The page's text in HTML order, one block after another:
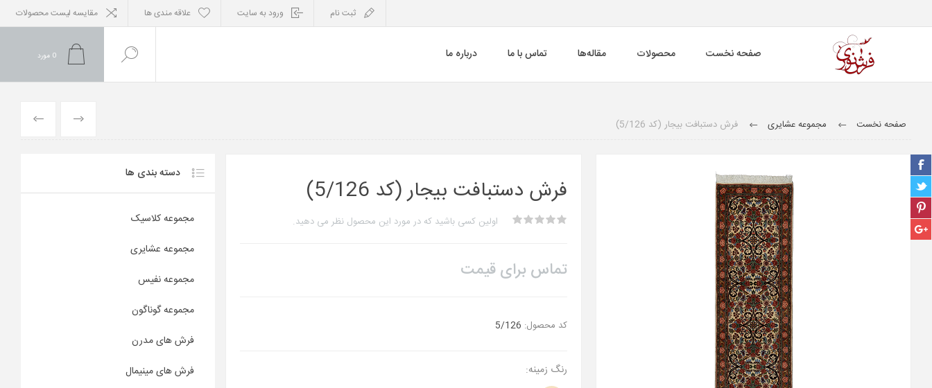
ثبت نام ورود به سایت علاقه مندی ها مقایسه لیست محصولات
صفحه نخست محصولات مقاله‌ها تماس با ما درباره ما 0 مورد
صفحه نخست مجموعه عشایری فرش دستبافت بیجار (کد 5/126)
فرش دستبافت بیجار (کد 5/126)
اولین کسی باشید که در مورد این محصول نظر می دهید.
تماس برای قیمت
کد محصول: 5/126
رنگ زمینه:
دسته بندی ها
مجموعه کلاسیک
مجموعه عشایری
مجموعه نفیس
مجموعه گوناگون
فرش های مدرن
فرش های مینیمال